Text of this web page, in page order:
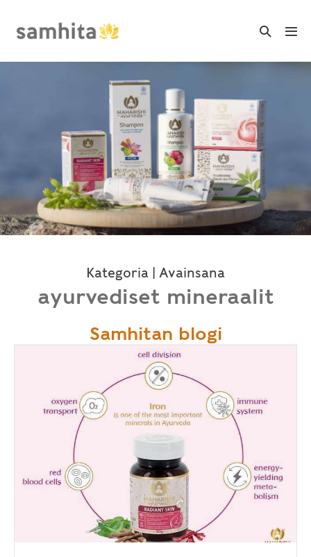
Search
Kategoria | Avainsana
ayurvediset mineraalit
Samhitan blogi